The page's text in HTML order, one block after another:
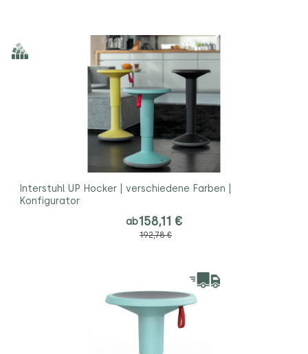
Interstuhl UP Hocker | verschiedene Farben |
Konfigurator
ab158,11 €
192,78 €